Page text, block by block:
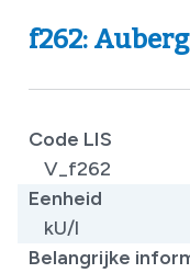
f262:
Code LIS
V_f262
Eenheid
kU/l
Belangrijke